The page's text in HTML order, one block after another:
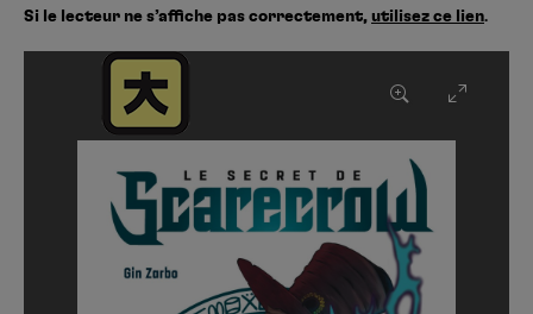
Si le lecteur ne s’affiche pas correctement, utilisez ce lien.